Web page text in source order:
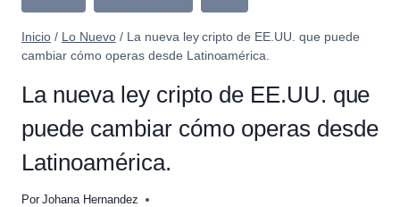
Inicio / Lo Nuevo / La nueva ley cripto de EE.UU. que puede
cambiar cómo operas desde Latinoamérica.
La nueva ley cripto de EE.UU. que
puede cambiar cómo operas desde
Latinoamérica.
Por Johana Hernandez